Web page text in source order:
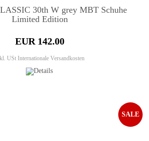
30th W grey MBT Schuhe
Limited Edition
EUR 142.00
USt Internationale Versandkosten
SALE